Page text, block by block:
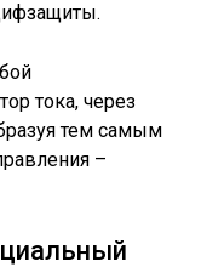
тока, через
тем самым
–